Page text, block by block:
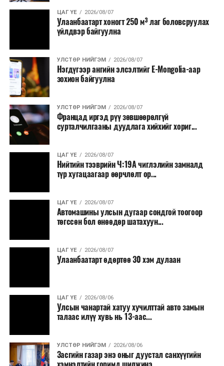
Зайлшгүй шаардлагагүй тоног төхөөрөмж,
тавилга, автомашин худалдан авах;
Батлан хамгаалах, хууль зүйн салбараас бусад
Хуулиар заавал мэдээлэхээс бусад кино,
контент, хэвлэлийн зардал;
Заавал олгохоос бусад тэтгэмж, урамшуулал.
Санхүүгийн хэмнэлтийн горимыг 2026 оны
арванхоёрдугаар сарын 31 хүртэл мөрдөнө. Харин
эрүүл мэндийн салбар уг хэмнэлтийн горимд
хамрагдахгүй бөгөөд цэцэрлэг, сургуулийн хүүхдийн
эрт илрүүлэг, вакцинжуулалт, томуу, томуу төст
өвчний эсрэг арга хэмжээ зэрэг зайлшгүй
үргэлжилнэ гэж Ерөнхий сайд Н.Учрал онцоллоо.
Мөн бүх шатны төсвийн ерөнхийлөн захирагч нарт
салбар бүрдээ урсгал зардлыг 20 хувиар бууруулах,
нөхөн томилгоо хийхгүй байх, аялал, амралт, зугаалга,
хамт олны урлаг, спортын арга хэмжээг зохион
байгуулахгүй байх, төрийн албанд шинэ орон тоо бий
сургалтыг цахим хэлбэрт шилжүүлэх, төрийн албан
хаагчдыг зарим өдрүүдэд цахимаар ажиллуулах арга
хэмжээг үргэлжлүүлэхийг үүрэг болголоо.
Төсвийн сахилга бат сайжирч, эдийн засгийн нөхцөл
байдал хэвийн болсон тохиолдолд эдгээр
хязгаарлалтыг үе шаттайгаар сулруулах юм.
ЦАГ ҮЕ 2026/08/07
Улаанбаатарт хоногт 250 м³ лаг боловсруулах
үйлдвэр байгуулна
УЛСТӨР НИЙГЭМ 2026/08/07
Нэгдүгээр ангийн элсэлтийг E-Mongolia-аар
зохион байгуулна
УЛСТӨР НИЙГЭМ 2026/08/07
Францад иргэд рүү зөвшөөрөлгүй
сурталчилгааны дуудлага хийхийг хориг...
ЦАГ ҮЕ 2026/08/07
Нийтийн тээврийн Ч:19А чиглэлийн замналд
түр хугацаагаар өөрчлөлт ор...
ЦАГ ҮЕ 2026/08/07
Автомашины улсын дугаар сондгой тоогоор
төгссөн бол өнөөдөр шатахуун...
ЦАГ ҮЕ 2026/08/07
Улаанбаатарт өдөртөө 30 хэм дулаан
ЦАГ ҮЕ 2026/08/06
Улсын чанартай хатуу хучилттай авто замын
талаас илүү хувь нь 13-аас...
УЛСТӨР НИЙГЭМ 2026/08/06
Засгийн газар энэ оныг дуустал санхүүгийн